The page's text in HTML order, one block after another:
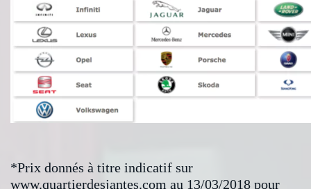
*Prix donnés à titre indicatif sur
www.quartierdesjantes.com au 13/03/2018 pour